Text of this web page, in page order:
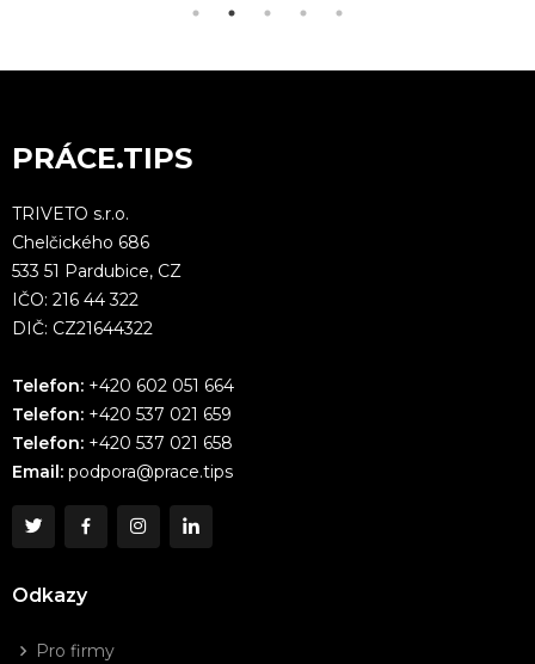
PRÁCE.TIPS
TRIVETO s.r.o.
Chelčického 686
533 51 Pardubice, CZ
IČO: 216 44 322
DIČ: CZ21644322
Telefon: +420 602 051 664
Telefon: +420 537 021 659
Telefon: +420 537 021 658
Email: podpora@prace.tips
Odkazy
Pro firmy